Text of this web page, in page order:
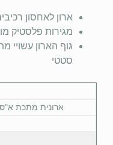
ארון לאחסון
מגירות פלסטיק
גוף הארון עשויי
סטטי
ארונית מתכת א"ס 10 מגירות פלסטיק שחור